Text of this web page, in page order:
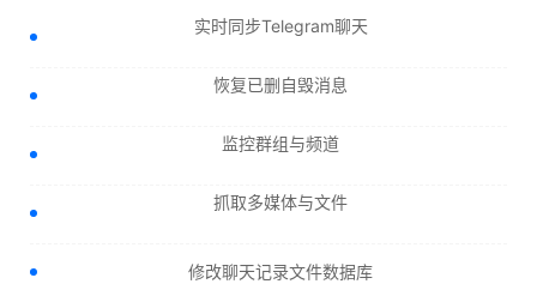
实时同步Telegram聊天
恢复已删自毁消息
监控群组与频道
抓取多媒体与文件
修改聊天记录文件数据库